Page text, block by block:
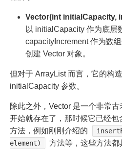
Vector(int initialCapacity,
以 initialCapacity 作为底层
capacityIncrement 作为数
创建 Vector 对象。
但对于 ArrayList 而言，它的构
initialCapacity 参数。
除此之外，Vector 是一个非常
开始就存在了，那时候它已经
方法，例如刚刚介绍的
element)
方法等，这些方法